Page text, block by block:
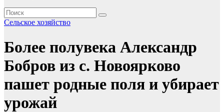
Сельское хозяйство
Более полувека Александр
Бобров из с. Новоярково
пашет родные поля и убирает
урожай